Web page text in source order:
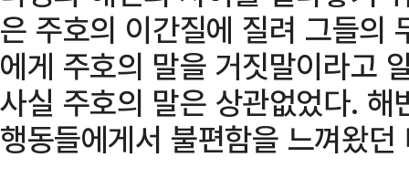
은 주호의 이간질에 질려 그들의
에게 주호의 말을 거짓말이라고
사실 주호의 말은 상관없었다.
행동들에게서 불편함을 느껴왔던